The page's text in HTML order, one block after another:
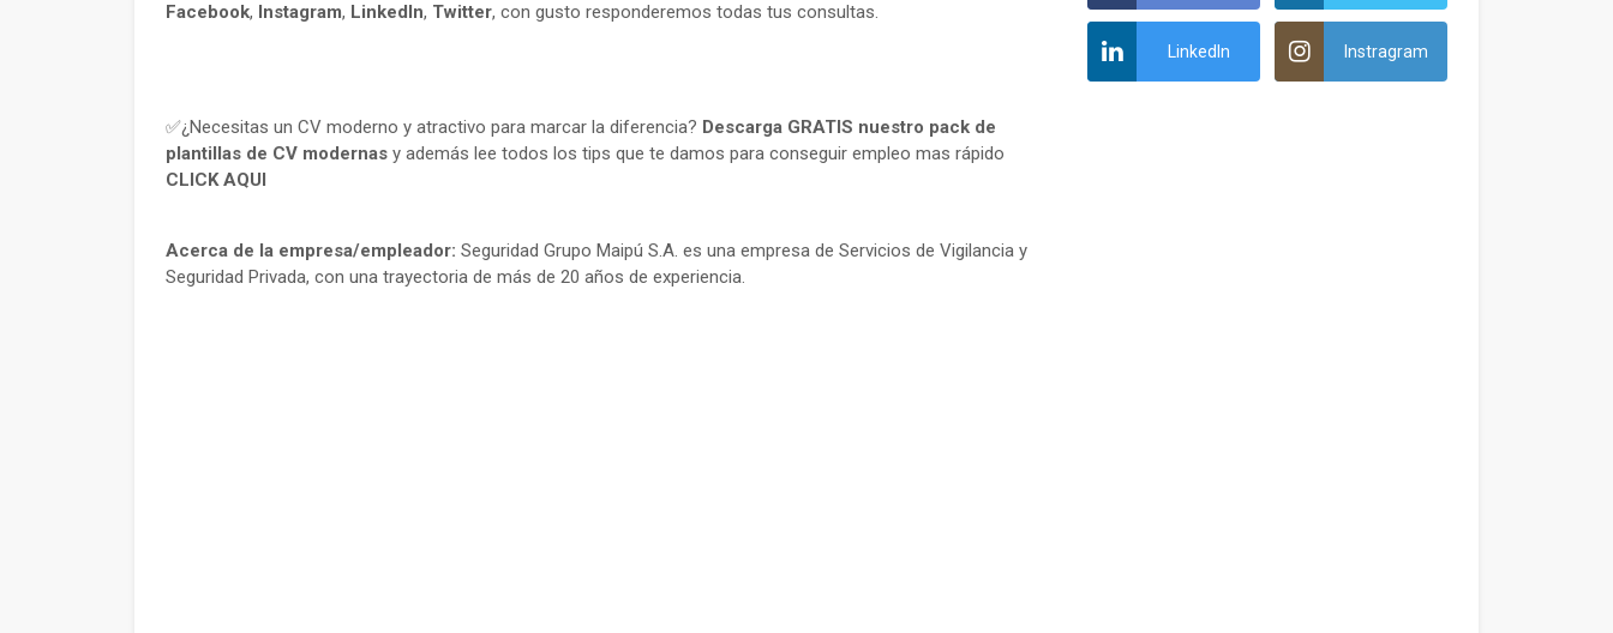
Facebook, Instagram, LinkedIn, Twitter, con gusto responderemos todas tus consultas.
✅¿Necesitas un CV moderno y atractivo para marcar la diferencia? Descarga GRATIS nuestro pack de
plantillas de CV modernas y además lee todos los tips que te damos para conseguir empleo mas rápido
CLICK AQUI
Acerca de la empresa/empleador: Seguridad Grupo Maipú S.A. es una empresa de Servicios de Vigilancia y
Seguridad Privada, con una trayectoria de más de 20 años de experiencia.
LinkedIn Instragram